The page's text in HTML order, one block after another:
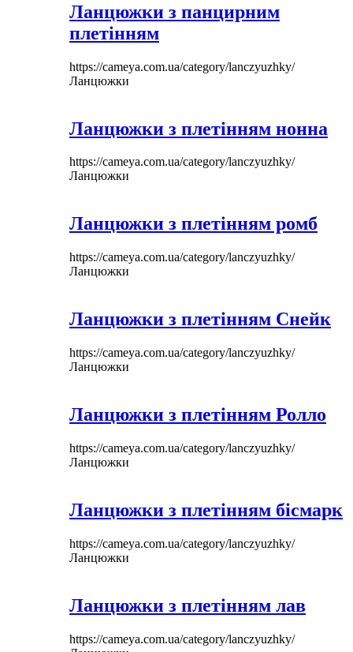
Ланцюжки з панцирним
плетінням
https://cameya.com.ua/category/lanczyuzhky/
Ланцюжки
Ланцюжки з плетінням нонна
https://cameya.com.ua/category/lanczyuzhky/
Ланцюжки
Ланцюжки з плетінням ромб
https://cameya.com.ua/category/lanczyuzhky/
Ланцюжки
Ланцюжки з плетінням Снейк
https://cameya.com.ua/category/lanczyuzhky/
Ланцюжки
Ланцюжки з плетінням Ролло
https://cameya.com.ua/category/lanczyuzhky/
Ланцюжки
Ланцюжки з плетінням бісмарк
https://cameya.com.ua/category/lanczyuzhky/
Ланцюжки
Ланцюжки з плетінням лав
https://cameya.com.ua/category/lanczyuzhky/